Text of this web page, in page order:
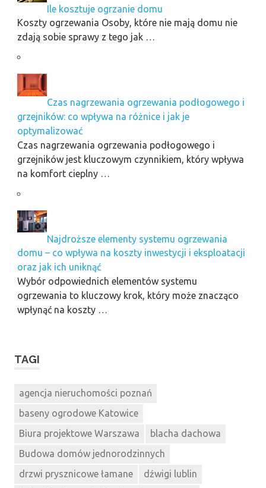
Ile kosztuje ogrzanie domu
Koszty ogrzewania Osoby, które nie mają domu nie
zdają sobie sprawy z tego jak …
Czas nagrzewania ogrzewania podłogowego i
grzejników: co wpływa na różnice i jak je
optymalizować
Czas nagrzewania ogrzewania podłogowego i
grzejników jest kluczowym czynnikiem, który wpływa
na komfort cieplny …
Najdroższe elementy systemu ogrzewania
domu – co wpływa na koszty inwestycji i eksploatacji
oraz jak ich uniknąć
Wybór odpowiednich elementów systemu
ogrzewania to kluczowy krok, który może znacząco
wpłynąć na koszty …
TAGI
agencja nieruchomości poznań
baseny ogrodowe Katowice
Biura projektowe Warszawa
blacha dachowa
Budowa domów jednorodzinnych
drzwi prysznicowe łamane
dźwigi lublin